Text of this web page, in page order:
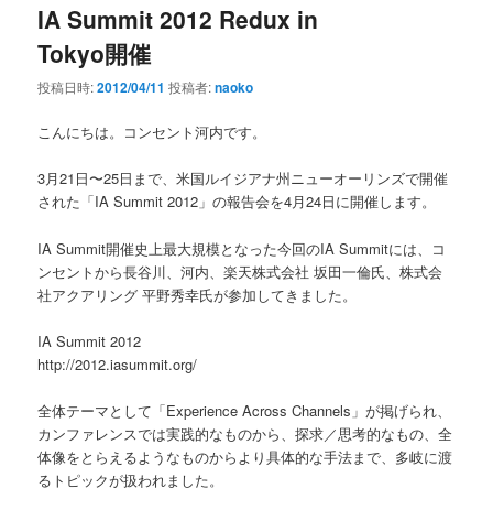
IA Summit 2012 Redux in
Tokyo開催
投稿日時:2012/04/11 投稿者:naoko
こんにちは。コンセント河内です。
3月21日〜25日まで、米国ルイジアナ州ニューオーリンズで開催
された「IA Summit 2012」の報告会を4月24日に開催します。
IA Summit開催史上最大規模となった今回のIA Summitには、コ
ンセントから長谷川、河内、楽天株式会社 坂田一倫氏、株式会
社アクアリング 平野秀幸氏が参加してきました。
IA Summit 2012
http://2012.iasummit.org/
全体テーマとして「Experience Across Channels」が掲げられ、
カンファレンスでは実践的なものから、探求／思考的なもの、全
体像をとらえるようなものからより具体的な手法まで、多岐に渡
るトピックが扱われました。